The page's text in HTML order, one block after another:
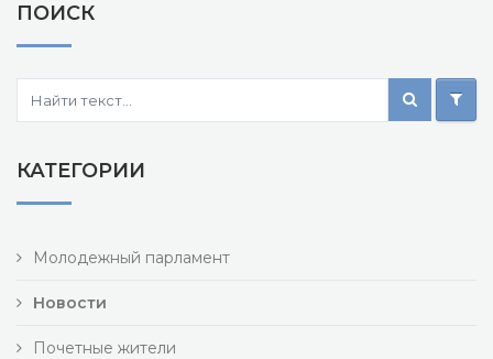
ПОИСК
КАТЕГОРИИ
Молодежный парламент
Новости
Почетные жители